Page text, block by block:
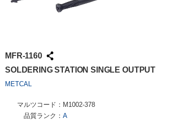
MFR-1160
SOLDERING STATION SINGLE OUTPUT
METCAL
マルツコード： M1002-378
品質ランク： A